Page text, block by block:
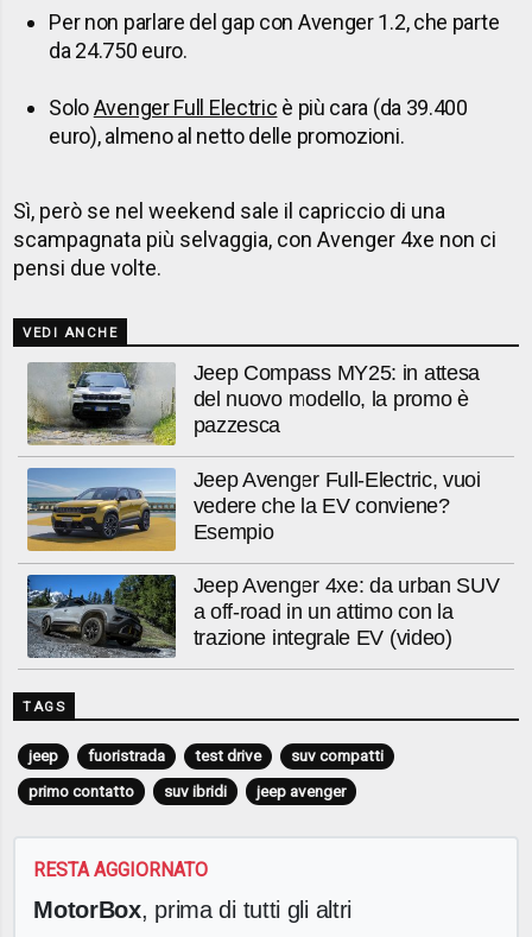
Per non parlare del gap con Avenger 1.2, che parte
da 24.750 euro.
SoloAvenger Full Electric è più cara (da 39.400
euro), almeno al netto delle promozioni.
Sì, però se nel weekend sale il capriccio di una
scampagnata più selvaggia, con Avenger 4xe non ci
pensi due volte.
VEDI ANCHE
Jeep Compass MY25: in attesa
del nuovo modello, la promo è
pazzesca
Jeep Avenger Full-Electric, vuoi
vedere che la EV conviene?
Esempio
Jeep Avenger 4xe: da urban SUV
a off-road in un attimo con la
trazione integrale EV (video)
TAGS
jeep fuoristrada test drive
suv compatti
primo contatto
suv ibridi jeep avenger
RESTA AGGIORNATO
MotorBox, prima di tutti gli altri